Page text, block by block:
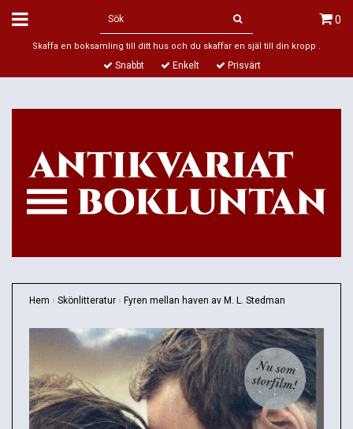
0
Skaffa en boksamling till ditt hus och du skaffar en själ till din kropp .
Snabbt Enkelt Prisvärt
Hem › Skönlitteratur › Fyren mellan haven av M. L. Stedman